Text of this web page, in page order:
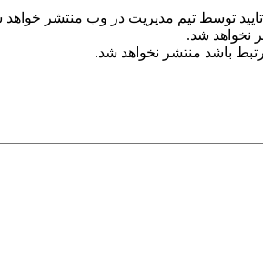
توسط تیم مدیریت در وب منتشر خواهد
نخواهد شد.
باشد منتشر نخواهد شد.